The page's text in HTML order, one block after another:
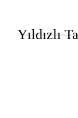
Yıldızlı